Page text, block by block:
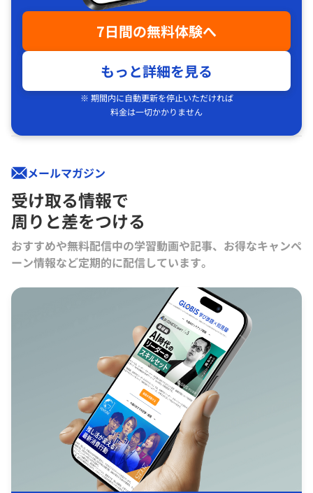
7日間の無料体験へ
もっと詳細を見る
※ 期間内に自動更新を停止いただければ
料金は一切かかりません
メールマガジン
受け取る情報で
周りと差をつける
おすすめや無料配信中の学習動画や記事、お得なキャンペ
ーン情報など定期的に配信しています。